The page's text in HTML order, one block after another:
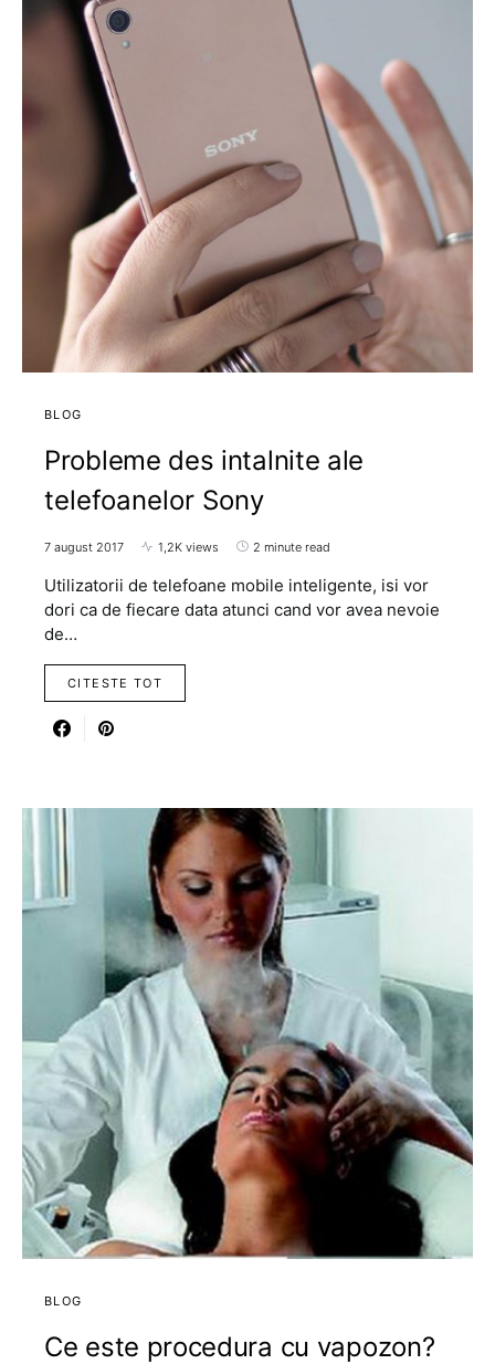
BLOG
Probleme des intalnite ale
telefoanelor Sony
7 august 2017 1,2K views 2 minute read
Utilizatorii de telefoane mobile inteligente, isi vor
dori ca de fiecare data atunci cand vor avea nevoie
de…
CITESTE TOT
BLOG
Ce este procedura cu vapozon?